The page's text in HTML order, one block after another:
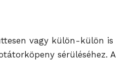
vagy külön-külön is
sérüléséhez. A